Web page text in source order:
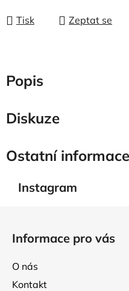
Tisk Zeptat se
Popis
Diskuze
Ostatní informace
Instagram
Informace pro vás
O nás
Kontakt